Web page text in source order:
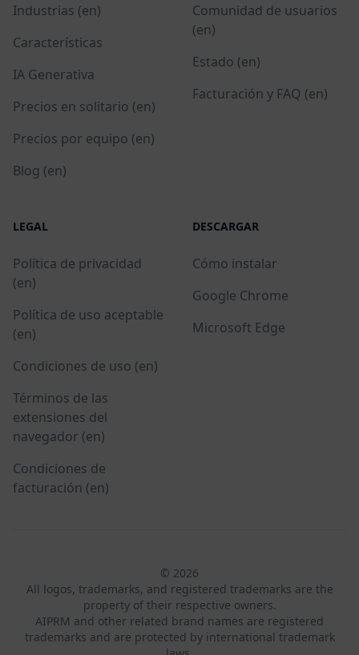
Industrias (en)
Características
IA Generativa
Precios en solitario (en)
Precios por equipo (en)
Blog (en)
Comunidad de usuarios
(en)
Estado (en)
Facturación y FAQ (en)
LEGAL
Política de privacidad
(en)
Política de uso aceptable
(en)
Condiciones de uso (en)
Términos de las
extensiones del
navegador (en)
Condiciones de
facturación (en)
DESCARGAR
Cómo instalar
Google Chrome
Microsoft Edge
© 2026
All logos, trademarks, and registered trademarks are the
property of their respective owners.
AIPRM and other related brand names are registered
trademarks and are protected by international trademark